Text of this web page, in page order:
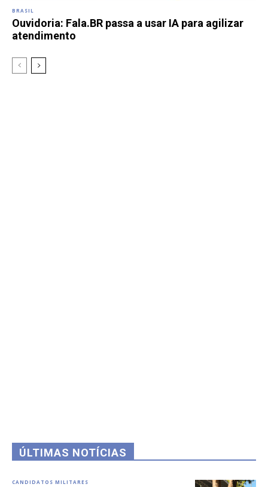
BRASIL
Ouvidoria: Fala.BR passa a usar IA para agilizar
atendimento
ÚLTIMAS NOTÍCIAS
CANDIDATOS MILITARES